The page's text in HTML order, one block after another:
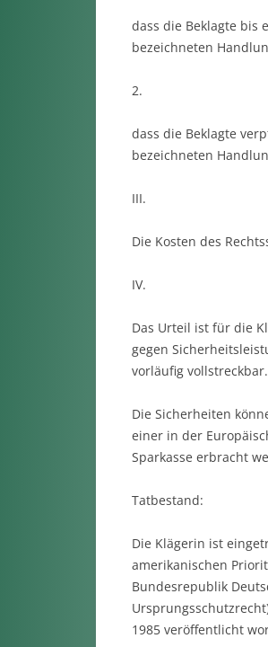
dass die Beklagte bis
bezeichneten
2.
dass die Beklagte
bezeichneten
III.
Die Kosten des
IV.
Das Urteil ist für die
gegen
vorläufig vollstreckbar.
Die Sicherheiten
einer in der
Sparkasse erbracht
Tatbestand:
Die Klägerin ist
amerikanischen
Bundesrepublik
1985 veröffentlicht